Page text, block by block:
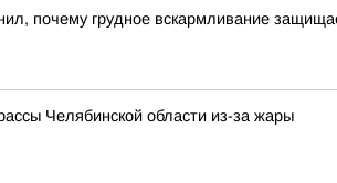
почему грудное вскармливание
Челябинской области из-за жары